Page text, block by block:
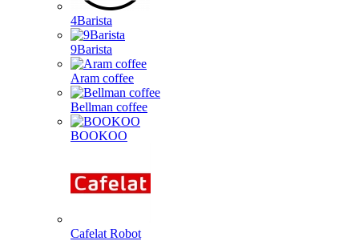
4Barista
9Barista
Aram coffee
Bellman coffee
BOOKOO
Cafelat Robot